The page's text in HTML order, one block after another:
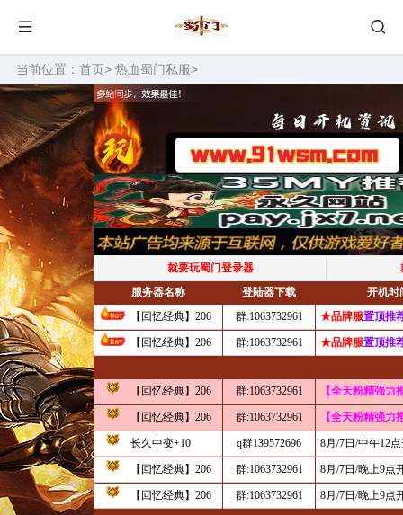
当前位置： 首页> 热血蜀门私服>